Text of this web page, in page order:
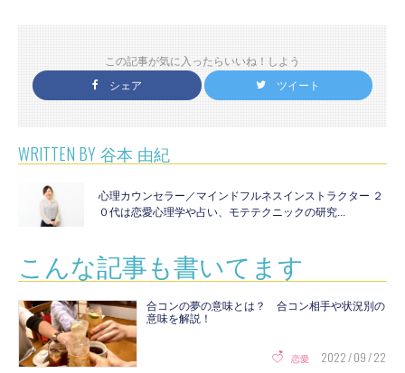
この記事が気に入ったらいいね！しよう
シェア
ツイート
WRITTEN BY 谷本 由紀
心理カウンセラー／マインドフルネスインストラクター ２
０代は恋愛心理学や占い、モテテクニックの研究...
こんな記事も書いてます
合コンの夢の意味とは？ 合コン相手や状況別の
意味を解説！
恋愛 2022 / 09 / 22